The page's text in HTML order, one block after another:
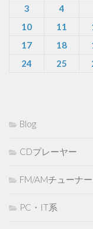
3
4
10
11
17
18
24
25
Blog
CDプレーヤー
FM/AMチューナー
PC・IT系